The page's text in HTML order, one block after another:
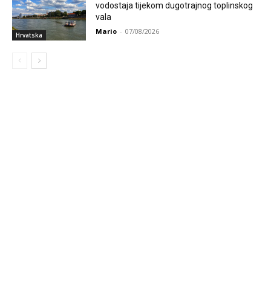
Hrvatska
vodostaja tijekom dugotrajnog toplinskog
vala
Mario - 07/08/2026